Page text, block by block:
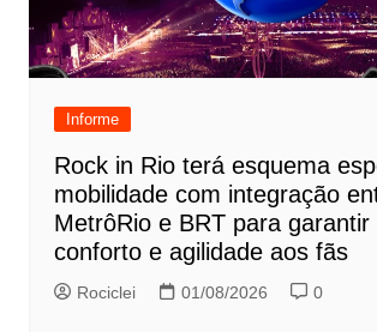
Informe
Rock in Rio terá esquema
mobilidade com integração
MetrôRio e BRT para garantir
conforto e agilidade aos fãs
Rociclei 01/08/2026 0